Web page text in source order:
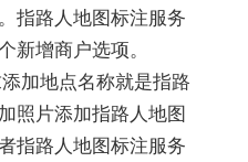
指路人地图标注服务
新增商户选项。
加地点名称就是指路
照片添加指路人地图
指路人地图标注服务